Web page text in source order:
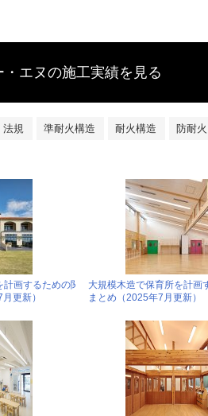
・エヌの施工実績を見る
法規 準耐火構造 耐火構造 防耐火
画するための関
更新）
大規模木造で保育所を計画
まとめ（2025年7月更新）